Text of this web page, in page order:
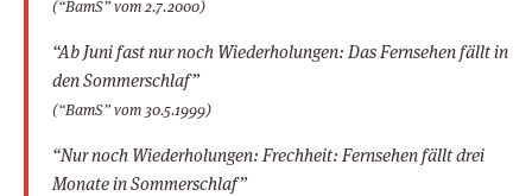
(“BamS” vom 2.7.2000)
“Ab Juni fast nur noch Wiederholungen: Das Fernsehen fällt in
den Sommerschlaf”
(“BamS” vom 30.5.1999)
“Nur noch Wiederholungen: Frechheit: Fernsehen fällt drei
Monate in Sommerschlaf”